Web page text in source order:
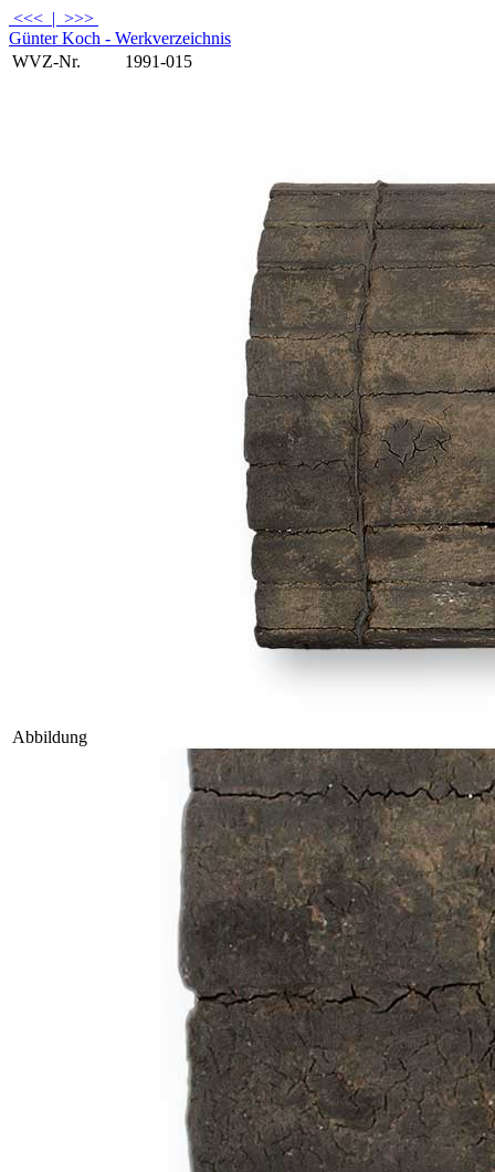
<<< | >>>
Günter Koch - Werkverzeichnis
WVZ-Nr.
1991-015
Abbildung